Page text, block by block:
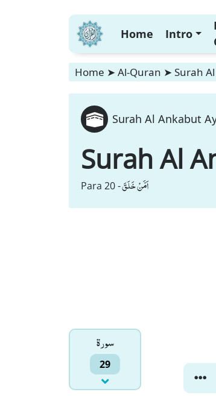
Home Intro
Home ➤ Al-Quran ➤ Surah
Surah Al Ankabut
Surah Al
Para 20 -اَمَّنْ خَلَقَ
سورۃ
29